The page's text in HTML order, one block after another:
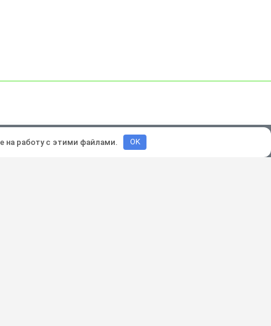
и продвижение:Lukevium
на работу с этими файлами. OK